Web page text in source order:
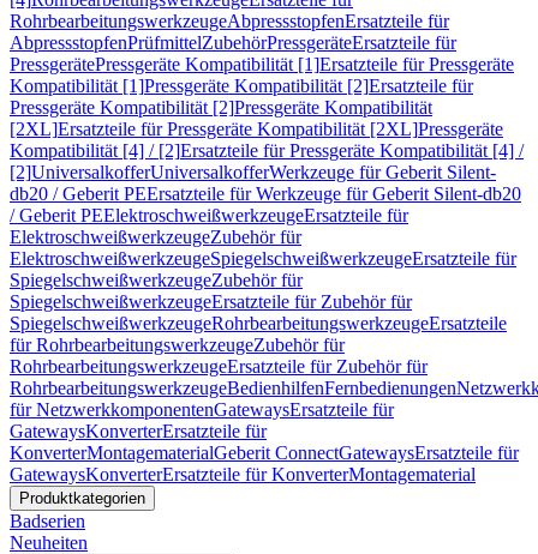
RohrbearbeitungswerkzeugeAbpressstopfenErsatzteile für
AbpressstopfenPrüfmittelZubehörPressgeräteErsatzteile für
PressgerätePressgeräte Kompatibilität [1]Ersatzteile für Pressgeräte
Kompatibilität [1]Pressgeräte Kompatibilität [2]Ersatzteile für
Pressgeräte Kompatibilität [2]Pressgeräte Kompatibilität
[2XL]Ersatzteile für Pressgeräte Kompatibilität [2XL]Pressgeräte
Kompatibilität [4] / [2]Ersatzteile für Pressgeräte Kompatibilität [4] /
[2]UniversalkofferUniversalkofferWerkzeuge für Geberit Silent-
db20 / Geberit PEErsatzteile für Werkzeuge für Geberit Silent-db20
/ Geberit PEElektroschweißwerkzeugeErsatzteile für
ElektroschweißwerkzeugeZubehör für
ElektroschweißwerkzeugeSpiegelschweißwerkzeugeErsatzteile für
SpiegelschweißwerkzeugeZubehör für
SpiegelschweißwerkzeugeErsatzteile für Zubehör für
SpiegelschweißwerkzeugeRohrbearbeitungswerkzeugeErsatzteile
für RohrbearbeitungswerkzeugeZubehör für
RohrbearbeitungswerkzeugeErsatzteile für Zubehör für
RohrbearbeitungswerkzeugeBedienhilfenFernbedienungen
für NetzwerkkomponentenGatewaysErsatzteile für
GatewaysKonverterErsatzteile für
KonverterMontagematerialGeberit ConnectGatewaysErsatzteile für
GatewaysKonverterErsatzteile für KonverterMontagematerial
Produktkategorien
Badserien
Neuheiten